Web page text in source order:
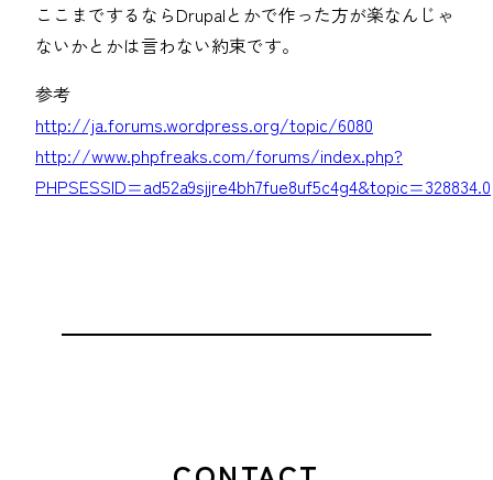
ここまでするならDrupalとかで作った方が楽なんじゃ
ないかとかは言わない約束です。
参考
http://ja.forums.wordpress.org/topic/6080
http://www.phpfreaks.com/forums/index.php?
PHPSESSID=ad52a9sjjre4bh7fue8uf5c4g4&topic=328834.0